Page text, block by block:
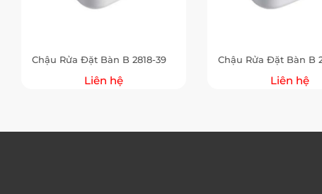
Chậu Rửa Đặt Bàn B 2818-39
Liên hệ
Chậu Rửa Đặt Bàn B
Liên hệ